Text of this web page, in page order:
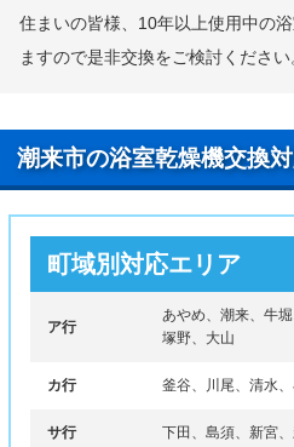
住まいの皆様、10年以上使用中の
ますので是非交換をご検討ください
潮来市の浴室乾燥機交換
町域別対応エリア
ア行
あやめ、潮来、牛
塚野、大山
カ行 釜谷、川尾、清水
サ行 下田、島須、新宮